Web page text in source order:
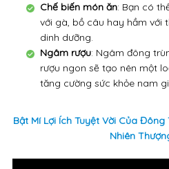
Chế biến món ăn: Bạn có
với gà, bồ câu hay hầm với
dinh dưỡng.
Ngâm rượu: Ngâm đông
rượu ngon sẽ tạo nên một
tăng cường sức khỏe nam
Bật Mí Lợi Ích Tuyệt Vời Của
Nhiên